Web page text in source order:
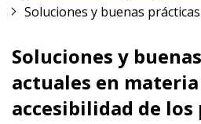
Soluciones y buenas prácticas actuales en materia
Soluciones y
actuales en
accesibilidad de